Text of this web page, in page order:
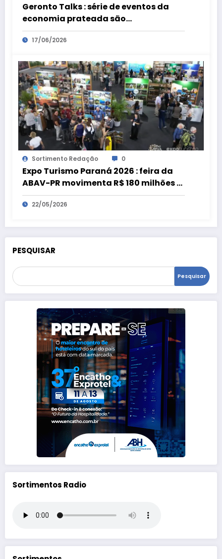
Geronto Talks : série de eventos da
economia prateada são
preparatórios para a Geronto Fair
17/06/2026
Sortimento Redação 0
Expo Turismo Paraná 2026 : feira da
ABAV-PR movimenta R$ 180 milhões e
bate recorde
22/05/2026
PESQUISAR
Pesquisar
Sortimentos Radio